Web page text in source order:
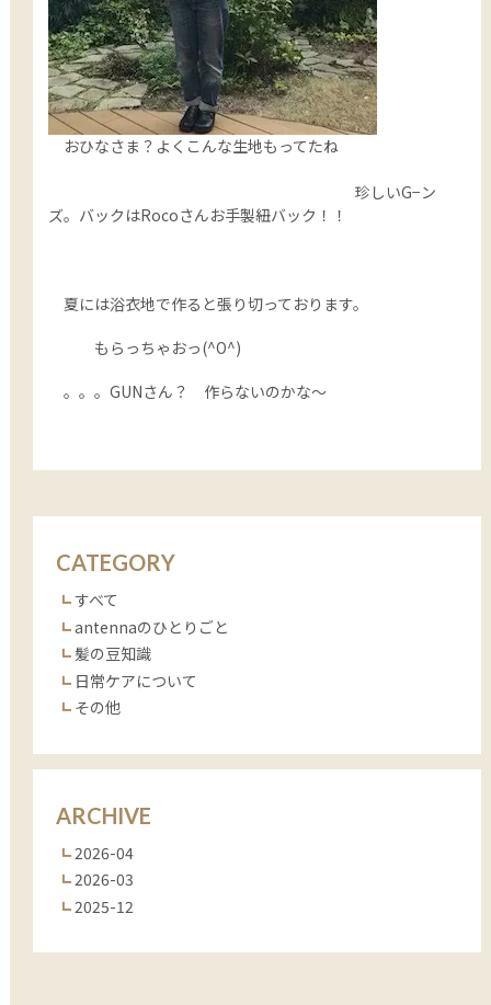
おひなさま？よくこんな生地もってたね
珍しいG−ン
ズ。バックはRocoさんお手製紐バック！！
夏には浴衣地で作ると張り切っております。
もらっちゃおっ(^O^)
。。。GUNさん？ 作らないのかな～
CATEGORY
すべて
antennaのひとりごと
髪の豆知識
日常ケアについて
その他
ARCHIVE
2026-04
2026-03
2025-12